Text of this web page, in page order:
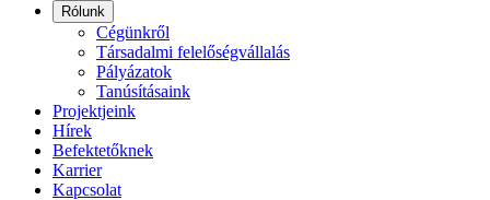
Rólunk
Cégünkről
Társadalmi felelőségvállalás
Pályázatok
Tanúsításaink
Projektjeink
Hírek
Befektetőknek
Karrier
Kapcsolat